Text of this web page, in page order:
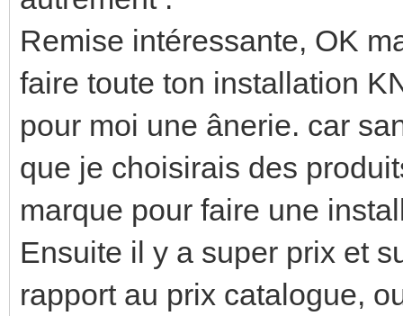
Remise intéressante, OK
faire toute ton installation
pour moi une ânerie. car
que je choisirais des
marque pour faire une
Ensuite il y a super prix et
rapport au prix catalogue,